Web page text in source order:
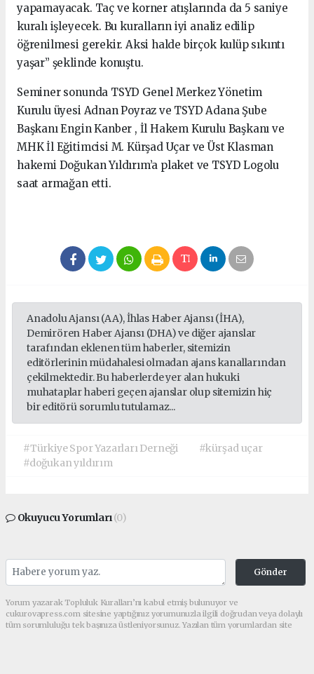
yapamayacak. Taç ve korner atışlarında da 5 saniye
kuralı işleyecek. Bu kuralların iyi analiz edilip
öğrenilmesi gerekir. Aksi halde birçok kulüp sıkıntı
yaşar” şeklinde konuştu.
Seminer sonunda TSYD Genel Merkez Yönetim
Kurulu üyesi Adnan Poyraz ve TSYD Adana Şube
Başkanı Engin Kanber , İl Hakem Kurulu Başkanı ve
MHK İl Eğitimcisi M. Kürşad Uçar ve Üst Klasman
hakemi Doğukan Yıldırım’a plaket ve TSYD Logolu
saat armağan etti.
Anadolu Ajansı (AA), İhlas Haber Ajansı (İHA),
Demirören Haber Ajansı (DHA) ve diğer ajanslar
tarafından eklenen tüm haberler, sitemizin
editörlerinin müdahalesi olmadan ajans kanallarından
çekilmektedir. Bu haberlerde yer alan hukuki
muhataplar haberi geçen ajanslar olup sitemizin hiç
bir editörü sorumlu tutulamaz...
#Türkiye Spor Yazarları Derneği
#kürşad uçar
#doğukan yıldırım
Okuyucu Yorumları(0)
Gönder
Yorum yazarak Topluluk Kuralları’nı kabul etmiş bulunuyor ve
cukurovapress.com sitesine yaptığınız yorumunuzla ilgili doğrudan veya dolaylı
tüm sorumluluğu tek başınıza üstleniyorsunuz. Yazılan tüm yorumlardan site